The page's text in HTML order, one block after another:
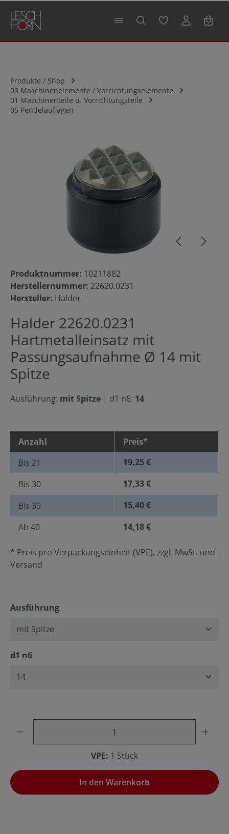
springen
Produkte / Shop
03 Maschinenelemente / Vorrichtungselemente
01 Maschinenteile u. Vorrichtungsteile
05 Pendelauflagen
Bildergalerie überspringen
Produktnummer: 10211882
Herstellernummer: 22620.0231
Hersteller: Halder
Halder 22620.0231
Hartmetalleinsatz mit
Passungsaufnahme Ø 14 mit
Spitze
Ausführung: mit Spitze | d1 n6: 14
Anzahl
Preis*
Bis 21
19,25 €
Bis 30
17,33 €
Bis 39
15,40 €
Ab 40 14,18 €
* Preis pro Verpackungseinheit (VPE), zzgl. MwSt. und
Versand
Ausführungauswählen
d1 n6auswählen
VPE: 1 Stück
In den Warenkorb